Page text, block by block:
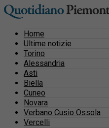
Home
Ultime notizie
Torino
Alessandria
Asti
Biella
Cuneo
Novara
Verbano Cusio Ossola
Vercelli